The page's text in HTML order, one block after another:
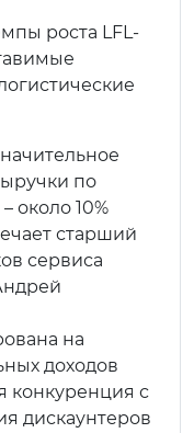
роста LFL-
по
около 10%
старший
сервиса
на
доходов
конкуренция с
дискаунтеров